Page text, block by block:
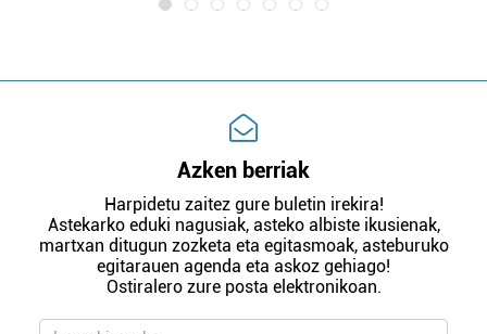
Azken berriak
Harpidetu zaitez gure buletin irekira!
Astekarko eduki nagusiak, asteko albiste ikusienak,
martxan ditugun zozketa eta egitasmoak, asteburuko
egitarauen agenda eta askoz gehiago!
Ostiralero zure posta elektronikoan.